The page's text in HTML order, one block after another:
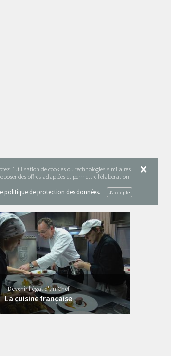
l’utilisation de cookies ou technologies similaires
des offres adaptées et permettre l’élaboration
politique de protection des données.
Devenir l'égal d'un Chef
La cuisine française
327 vidéos